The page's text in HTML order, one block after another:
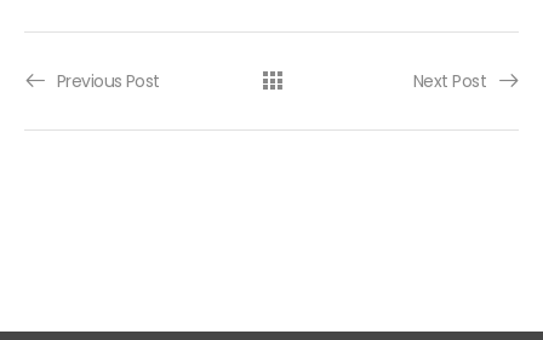
Previous Post Next Post